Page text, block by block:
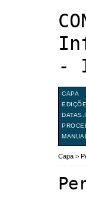
-
CAPA
Capa >